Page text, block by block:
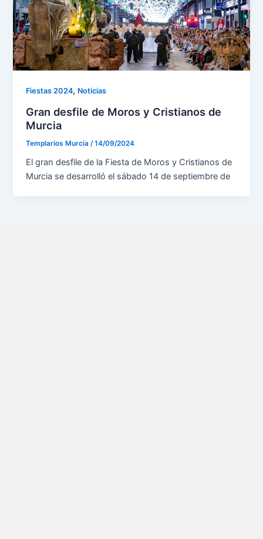
Fiestas 2024, Noticias
Gran desfile de Moros y Cristianos de
Murcia
Templarios Murcia /14/09/2024
El gran desfile de la Fiesta de Moros y Cristianos de
Murcia se desarrolló el sábado 14 de septiembre de